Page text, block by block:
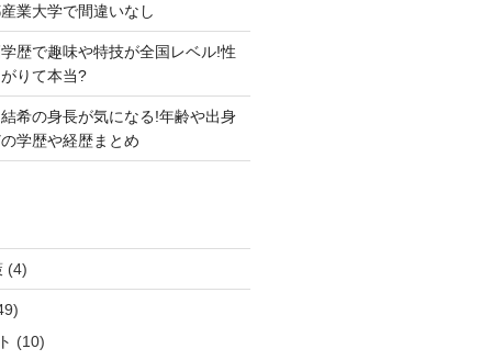
業大学で間違いなし
歴で趣味や特技が全国レベル!性
りて本当?
希の身長が気になる!年齢や出身
学歴や経歴まとめ
(4)
(10)